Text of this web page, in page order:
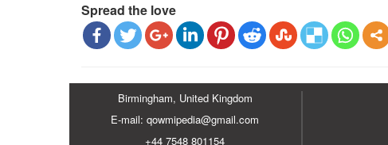
Spread the love
Birmingham, United Kingdom
E-mail: qowmipedia@gmail.com
+44 7548 801154